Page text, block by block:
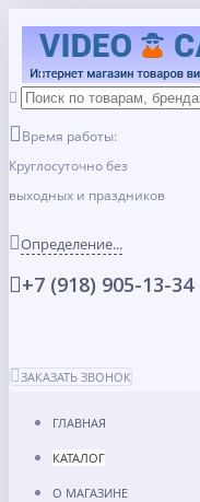
Время работы:
Круглосуточно без
выходных и праздников
Определение...
+7 (918) 905-13-34
ЗАКАЗАТЬ ЗВОНОК
ГЛАВНАЯ
КАТАЛОГ
О МАГАЗИНЕ